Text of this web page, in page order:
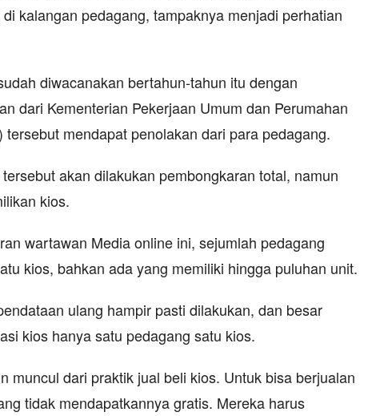
kalangan pedagang, tampaknya menjadi perhatian
diwacanakan bertahun-tahun itu dengan
dari Kementerian Pekerjaan Umum dan Perumahan
tersebut mendapat penolakan dari para pedagang.
akan dilakukan pembongkaran total, namun
kios.
wartawan Media online ini, sejumlah pedagang
kios, bahkan ada yang memiliki hingga puluhan unit.
ulang hampir pasti dilakukan, dan besar
kios hanya satu pedagang satu kios.
muncul dari praktik jual beli kios. Untuk bisa berjualan
tidak mendapatkannya gratis. Mereka harus